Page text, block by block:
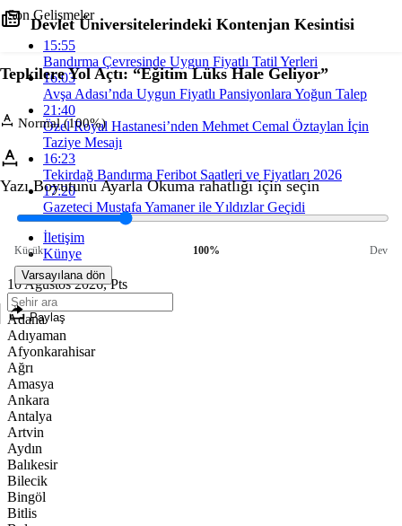
Son Gelişmeler
15:55
Bandırma Çevresinde Uygun Fiyatlı Tatil Yerleri
16:03
Avşa Adası’nda Uygun Fiyatlı Pansiyonlara Yoğun Talep
21:40
Özel Royal Hastanesi’nden Mehmet Cemal Öztaylan İçin
Taziye Mesajı
16:23
Tekirdağ Bandırma Feribot Saatleri ve Fiyatları 2026
17:20
Gazeteci Mustafa Yamaner ile Yıldızlar Geçidi
İletişim
Künye
10 Ağustos 2026, Pts
Adana
Adıyaman
Afyonkarahisar
Ağrı
Amasya
Ankara
Antalya
Artvin
Aydın
Balıkesir
Bilecik
Bingöl
Bitlis
Devlet Üniversitelerindeki Kontenjan Kesintisi
Tepkilere Yol Açtı: “Eğitim Lüks Hale Geliyor”
Normal (100%)
Yazı Boyutunu Ayarla Okuma rahatlığı için seçin
Küçük 100% Dev
Varsayılana dön
Paylaş